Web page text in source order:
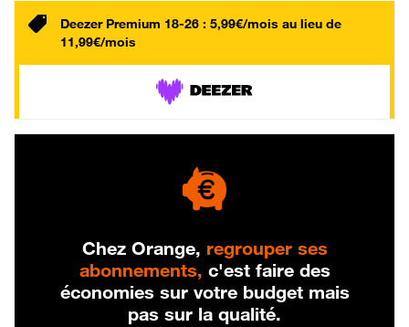
Deezer Premium 18-26 : 5,99€/mois au lieu de
11,99€/mois
Chez Orange, regrouper ses
abonnements, c'est faire des
économies sur votre budget mais
pas sur la qualité.